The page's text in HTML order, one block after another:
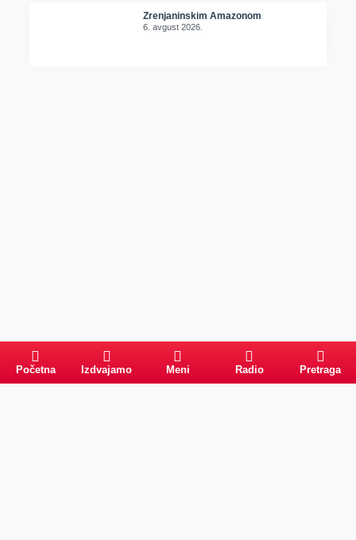
Zrenjaninskim Amazonom
6. avgust 2026.
Početna Izdvajamo Meni Radio Pretraga